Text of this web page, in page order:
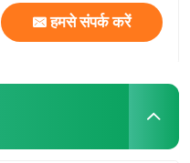
हमसे संपर्क करें